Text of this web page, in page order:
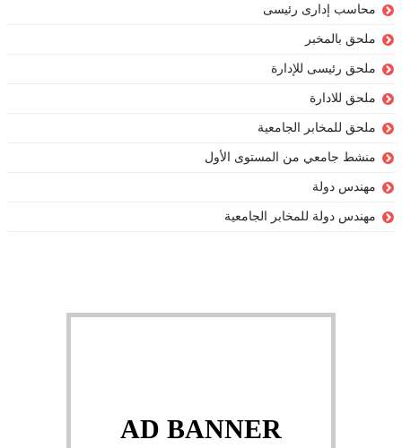
محاسب إدارى رئيسى
ملحق بالمخبر
ملحق رئيسى للإدارة
ملحق للادارة
ملحق للمخابر الجامعية
منشط جامعي من المستوى الأول
مهندس دولة
مهندس دولة للمخابر الجامعية
AD BANNER